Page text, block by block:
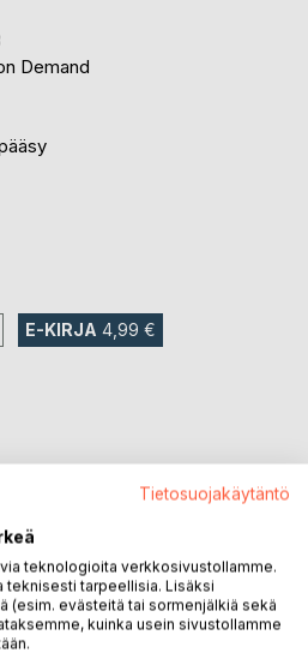
Demand
E-KIRJA 4,99 €
Tietosuojakäytäntö
teknologioita verkkosivustollamme.
teknisesti tarpeellisia. Lisäksi
(esim. evästeitä tai sormenjälkiä sekä
kuinka usein sivustollamme